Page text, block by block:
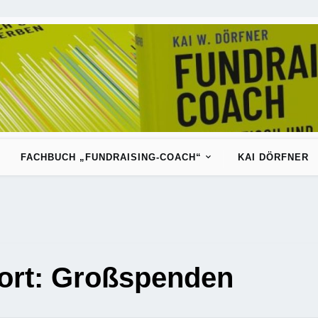
FACHBUCH „FUNDRAISING-COACH“ KAI DÖRFNER
Großspenden